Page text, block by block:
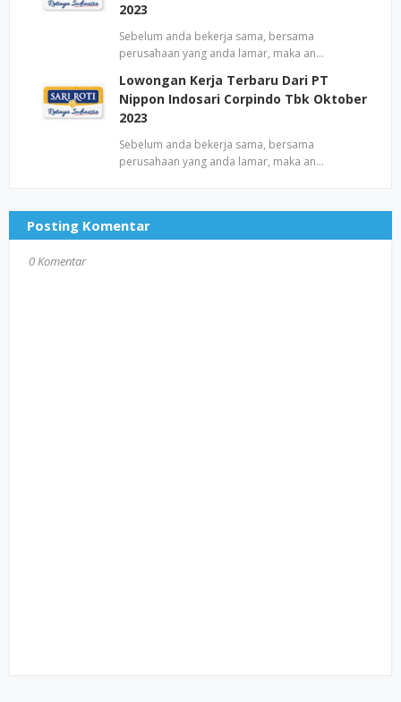
2023
Sebelum anda bekerja sama, bersama
perusahaan yang anda lamar, maka an…
Lowongan Kerja Terbaru Dari PT
Nippon Indosari Corpindo Tbk Oktober
2023
Sebelum anda bekerja sama, bersama
perusahaan yang anda lamar, maka an…
Posting Komentar
0 Komentar